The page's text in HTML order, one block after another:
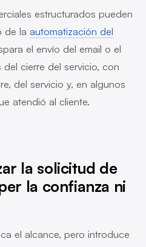
estructurados pueden
de la automatización del
el envío del email o el
cierre del servicio, con
del servicio y, en algunos
atendió al cliente.
la solicitud de
la confianza ni
el alcance, pero introduce